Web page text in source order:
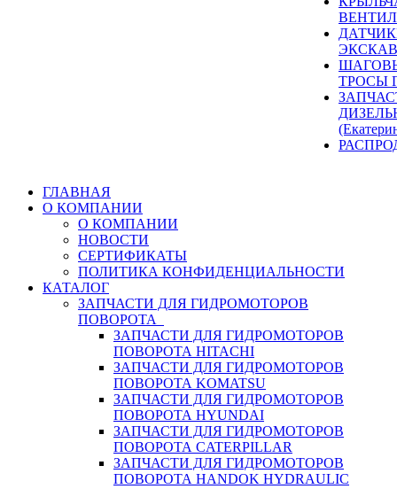
ТРОСЫ
ГЛАВНАЯ
О КОМПАНИИ
О КОМПАНИИ
НОВОСТИ
СЕРТИФИКАТЫ
ПОЛИТИКА КОНФИДЕНЦИАЛЬНОСТИ
КАТАЛОГ
ЗАПЧАСТИ ДЛЯ ГИДРОМОТОРОВ
ПОВОРОТА
ЗАПЧАСТИ ДЛЯ ГИДРОМОТОРОВ
ПОВОРОТА HITACHI
ЗАПЧАСТИ ДЛЯ ГИДРОМОТОРОВ
ПОВОРОТА KOMATSU
ЗАПЧАСТИ ДЛЯ ГИДРОМОТОРОВ
ПОВОРОТА HYUNDAI
ЗАПЧАСТИ ДЛЯ ГИДРОМОТОРОВ
ПОВОРОТА CATERPILLAR
ЗАПЧАСТИ ДЛЯ ГИДРОМОТОРОВ
ПОВОРОТА HANDOK HYDRAULIC